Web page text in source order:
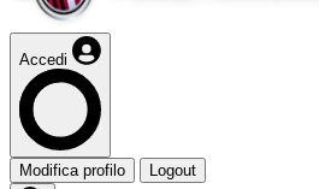
Accedi
Modifica profilo Logout